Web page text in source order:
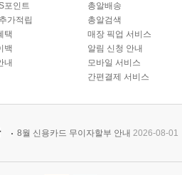
포인트
가적립
택
백
내
총알배송
총알검색
매장 픽업 서비스
알림 신청 안내
모바일 서비스
간편결제 서비스
8월 신용카드 무이자할부 안내 2026-08-01